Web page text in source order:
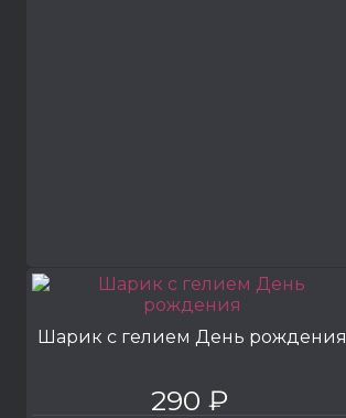
Шарик с гелием День рождения
290 ₽